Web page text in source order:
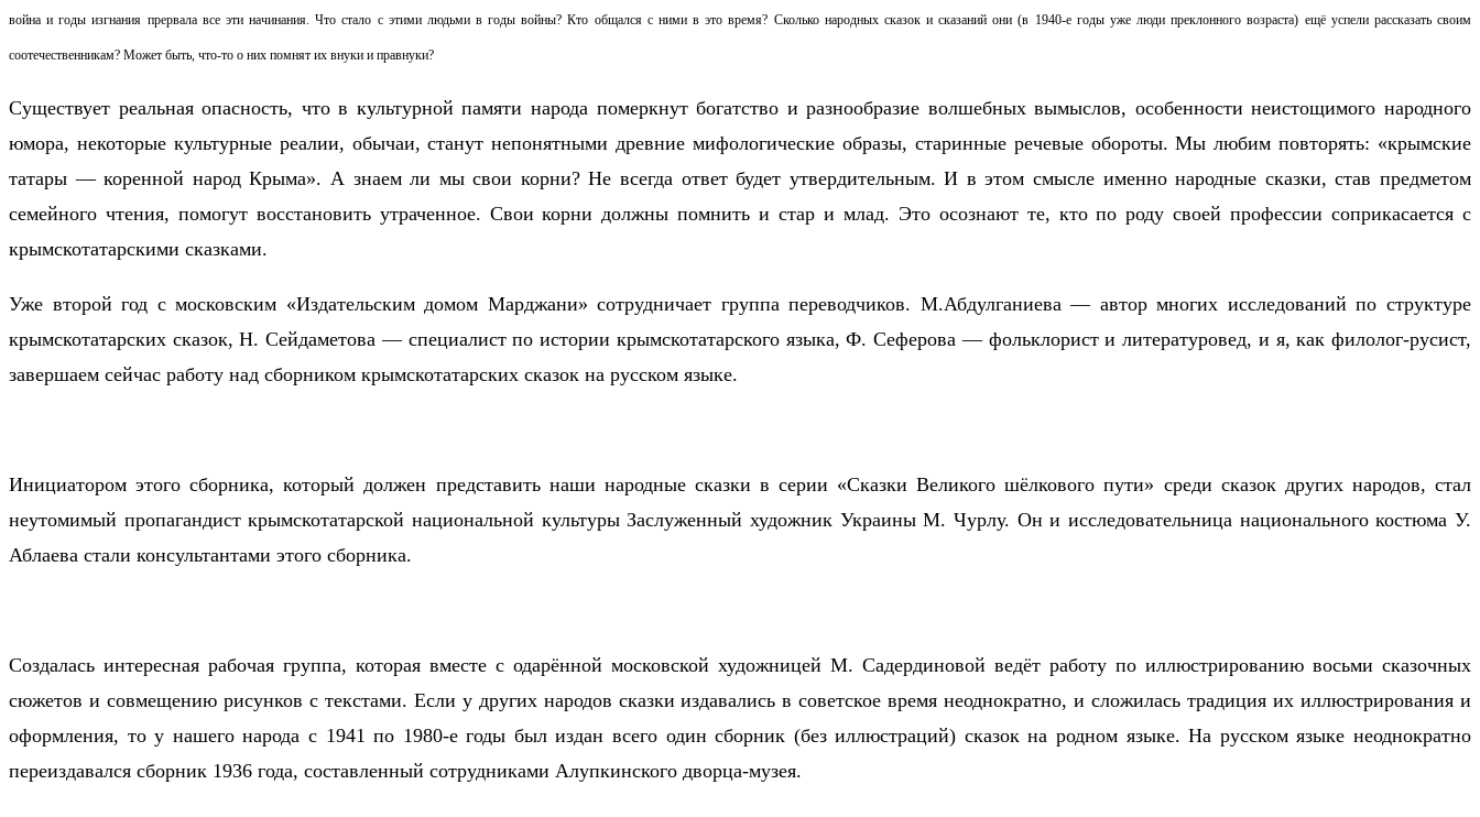
война и годы изгнания прервала все эти начинания. Что стало с этими людьми в годы войны? Кто общался с ними в это время? Сколько народных сказок и сказаний они (в 1940-е годы уже люди преклонного возраста) ещё успели рассказать своим
соотечественникам? Может быть, что-то о них помнят их внуки и правнуки?
Существует реальная опасность, что в культурной памяти народа померкнут богатство и разнообразие волшебных вымыслов, особенности неистощимого народного
юмора, некоторые культурные реалии, обычаи, станут непонятными древние мифологические образы, старинные речевые обороты. Мы любим повторять: «крымские
татары — коренной народ Крыма». А знаем ли мы свои корни? Не всегда ответ будет утвердительным. И в этом смысле именно народные сказки, став предметом
семейного чтения, помогут восстановить утраченное. Свои корни должны помнить и стар и млад. Это осознают те, кто по роду своей профессии соприкасается с
крымскотатарскими сказками.
Уже второй год с московским «Издательским домом Марджани» сотрудничает группа переводчиков. М.Абдулганиева — автор многих исследований по структуре
крымскотатарских сказок, Н. Сейдаметова — специалист по истории крымскотатарского языка, Ф. Сеферова — фольклорист и литературовед, и я, как филолог-русист,
завершаем сейчас работу над сборником крымскотатарских сказок на русском языке.
Инициатором этого сборника, который должен представить наши народные сказки в серии «Сказки Великого шёлкового пути» среди сказок других народов, стал
неутомимый пропагандист крымскотатарской национальной культуры Заслуженный художник Украины М. Чурлу. Он и исследовательница национального костюма У.
Аблаева стали консультантами этого сборника.
Создалась интересная рабочая группа, которая вместе с одарённой московской художницей М. Садердиновой ведёт работу по иллюстрированию восьми сказочных
сюжетов и совмещению рисунков с текстами. Если у других народов сказки издавались в советское время неоднократно, и сложилась традиция их иллюстрирования и
оформления, то у нашего народа с 1941 по 1980-е годы был издан всего один сборник (без иллюстраций) сказок на родном языке. На русском языке неоднократно
переиздавался сборник 1936 года, составленный сотрудниками Алупкинского дворца-музея.